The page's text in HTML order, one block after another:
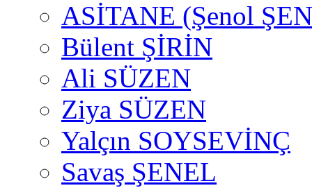
ASİTANE (Şenol
Bülent ŞİRİN
Ali SÜZEN
Ziya SÜZEN
Yalçın SOYSEVİNÇ
Savaş ŞENEL